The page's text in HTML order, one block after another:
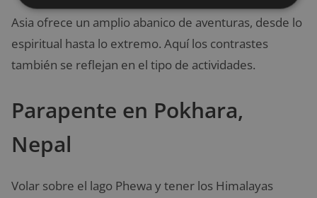
Asia ofrece un amplio abanico de aventuras, desde lo
espiritual hasta lo extremo. Aquí los contrastes
también se reflejan en el tipo de actividades.
Parapente en Pokhara,
Nepal
Volar sobre el lago Phewa y tener los Himalayas